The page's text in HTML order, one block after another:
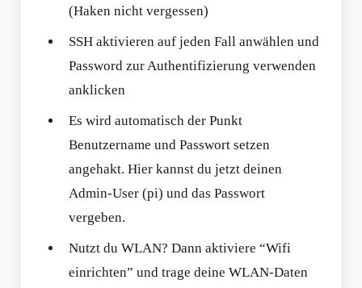
(Haken nicht vergessen)
SSH aktivieren auf jeden Fall anwählen und
Password zur Authentifizierung verwenden
anklicken
Es wird automatisch der Punkt
Benutzername und Passwort setzen
angehakt. Hier kannst du jetzt deinen
Admin-User (pi) und das Passwort
vergeben.
Nutzt du WLAN? Dann aktiviere “Wifi
einrichten” und trage deine WLAN-Daten